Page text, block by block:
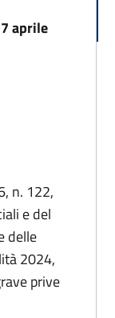
aprile
n. 122,
e del
delle
2024,
prive